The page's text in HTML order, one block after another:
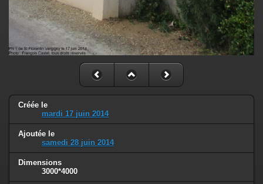
Créée le
mardi 17 juin 2014
Ajoutée le
samedi 28 juin 2014
Dimensions
3000*4000